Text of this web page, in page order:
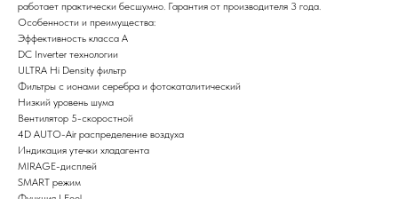
работает практически бесшумно. Гарантия от производителя 3 года.
Особенности и преимущества:
Эффективность класса А
DC Inverter технологии
ULTRA Hi Density фильтр
Фильтры с ионами серебра и фотокаталитический
Низкий уровень шума
Вентилятор 5-скоростной
4D AUTO-Air распределение воздуха
Индикация утечки хладагента
MIRAGE-дисплей
SMART режим